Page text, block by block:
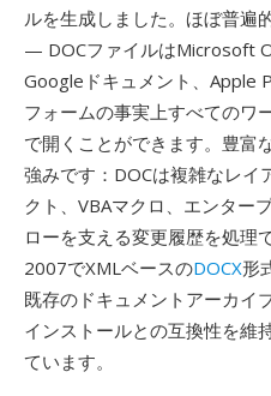
ルを生成しました。ほぼ普遍
— DOCファイルはMicrosoft
Googleドキュメント、Apple
フォームの事実上すべてのワ
で開くことができます。豊富
強みです：DOCは複雑なレイ
クト、VBAマクロ、エンター
ローを支える変更履歴を処
2007でXMLベースのDOCX形
既存のドキュメントアーカイ
インストールとの互換性を維
ています。